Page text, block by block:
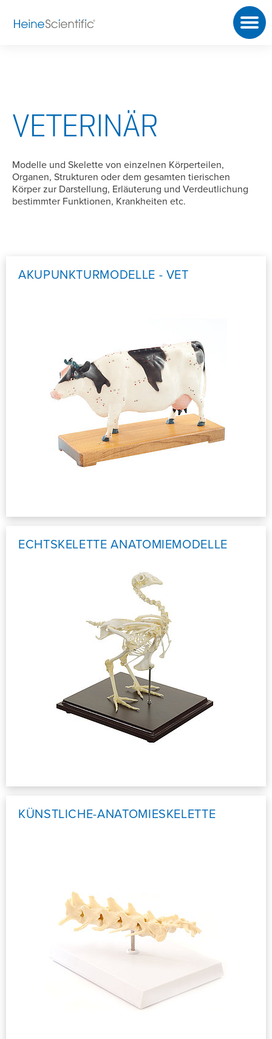
VETERINÄR
Modelle und Skelette von einzelnen Körperteilen,
Organen, Strukturen oder dem gesamten tierischen
Körper zur Darstellung, Erläuterung und Verdeutlichung
bestimmter Funktionen, Krankheiten etc.
AKUPUNKTURMODELLE - VET
ECHTSKELETTE ANATOMIEMODELLE
KÜNSTLICHE-ANATOMIESKELETTE